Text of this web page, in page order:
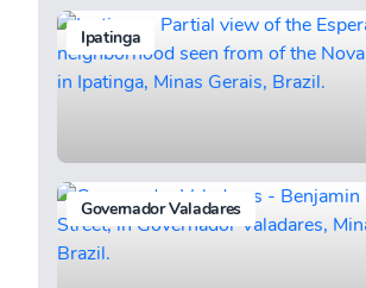
Ipatinga
Governador Valadares